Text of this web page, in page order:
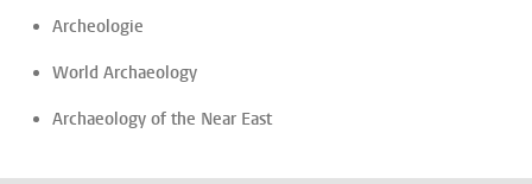
Archeologie
World Archaeology
Archaeology of the Near East